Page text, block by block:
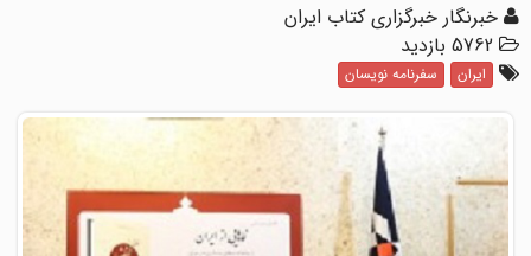
خبرنگار خبرگزاری کتاب ایران
5762 بازدید
ایران سفرنامه نویسان